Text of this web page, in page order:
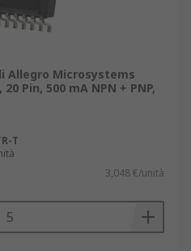
Allegro Microsystems
20 Pin, 500 mA NPN + PNP,
T
3,048 €/unità